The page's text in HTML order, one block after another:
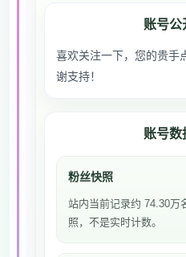
账号公
喜欢关注一下，您的贵手
谢支持！
账号数
粉丝快照
站内当前记录约 74.30万
照，不是实时计数。